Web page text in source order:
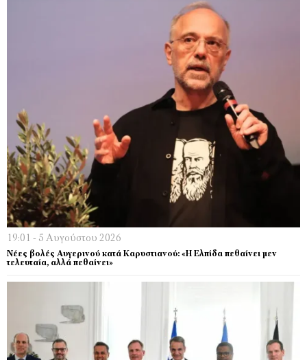
19:01 - 5 Αυγούστου 2026
Νέες βολές Αυγερινού κατά Καρυστιανού: «Η Ελπίδα πεθαίνει μεν
τελευταία, αλλά πεθαίνει»